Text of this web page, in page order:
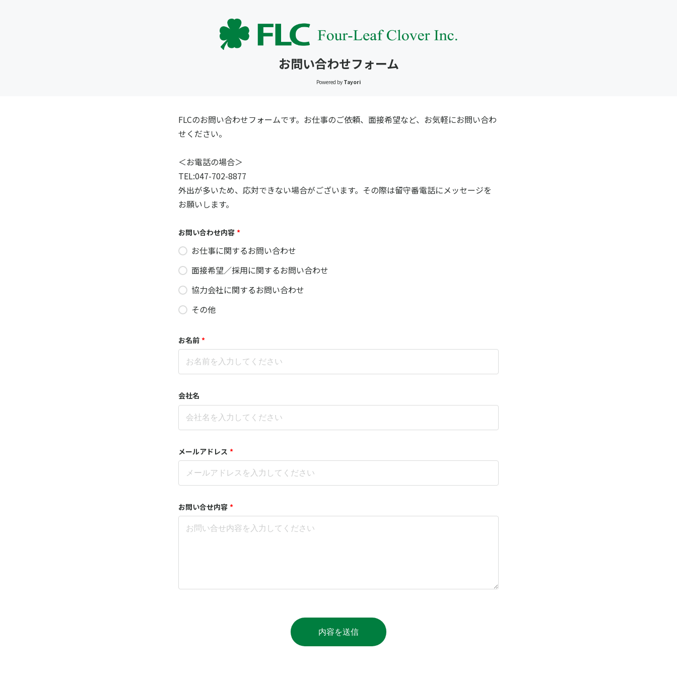
お問い合わせフォーム
Powered by Tayori
FLCのお問い合わせフォームです。お仕事のご依頼、面接希望など、お気軽にお問い合わ
せください。
＜お電話の場合＞
TEL:047-702-8877
外出が多いため、応対できない場合がございます。その際は留守番電話にメッセージを
お願いします。
お問い合わせ内容 *
お仕事に関するお問い合わせ
面接希望／採用に関するお問い合わせ
協力会社に関するお問い合わせ
その他
お名前 *
会社名
メールアドレス *
お問い合せ内容 *
内容を送信